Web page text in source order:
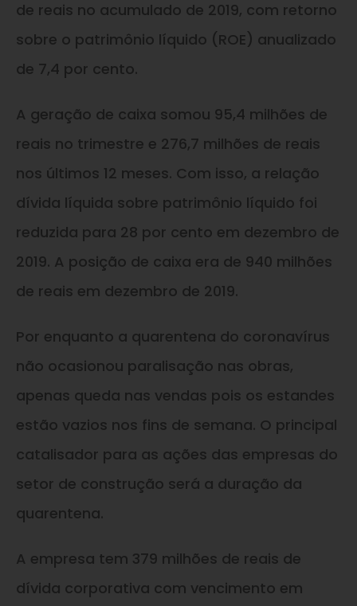
de reais no acumulado de 2019, com retorno
sobre o patrimônio líquido (ROE) anualizado
de 7,4 por cento.
A geração de caixa somou 95,4 milhões de
reais no trimestre e 276,7 milhões de reais
nos últimos 12 meses. Com isso, a relação
dívida líquida sobre patrimônio líquido foi
reduzida para 28 por cento em dezembro de
2019. A posição de caixa era de 940 milhões
de reais em dezembro de 2019.
Por enquanto a quarentena do coronavírus
não ocasionou paralisação nas obras,
apenas queda nas vendas pois os estandes
estão vazios nos fins de semana. O principal
catalisador para as ações das empresas do
setor de construção será a duração da
quarentena.
A empresa tem 379 milhões de reais de
dívida corporativa com vencimento em